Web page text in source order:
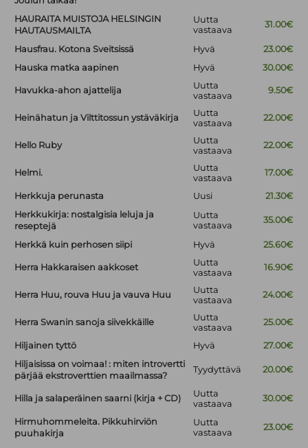
HAURAITA MUISTOJA HELSINGIN
HAUTAUSMAILTA
Uutta
vastaava
31.00€
Hausfrau. Kotona Sveitsissä Hyvä
23.00€
Hauska matka aapinen
Hyvä 30.00€
Havukka-ahon ajattelija
Uutta
vastaava
9.50€
Heinähatun ja Vilttitossun ystäväkirja
Uutta
vastaava
22.00€
Hello Ruby
Uutta
vastaava
22.00€
Helmi.
Uutta
vastaava
17.00€
Herkkuja perunasta Uusi
21.30€
Herkkukirja: nostalgisia leluja ja
reseptejä
Uutta
vastaava
35.00€
Herkkä kuin perhosen siipi Hyvä 25.60€
Herra Hakkaraisen aakkoset
Uutta
vastaava
16.90€
Herra Huu, rouva Huu ja vauva Huu
Uutta
vastaava
24.00€
Herra Swanin sanoja siivekkäille
Uutta
vastaava
25.00€
Hiljainen tyttö Hyvä
27.00€
Hiljaisissa on voimaa! : miten introvertti
pärjää ekstroverttien maailmassa?
Tyydyttävä 20.00€
Hilla ja salaperäinen saarni (kirja + CD)
Uutta
vastaava
30.00€
Hirmuhommeleita. Pikkuhirviön
puuhakirja
Uutta
vastaava
23.00€